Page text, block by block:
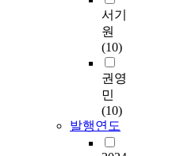
서기
원
(10)
권영
민
(10)
발행연도